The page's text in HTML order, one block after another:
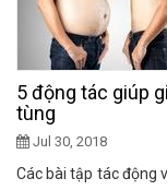
5 động tác giúp
tùng
Jul 30, 2018
Các bài tập tác động